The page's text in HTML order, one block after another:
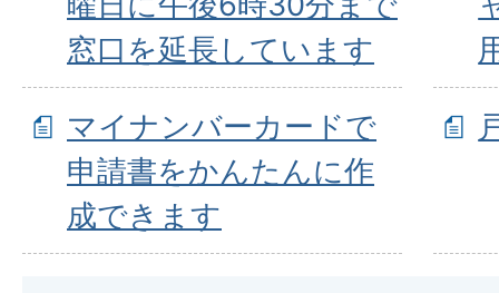
窓口を延長しています
マイナンバーカードで
申請書をかんたんに作
成できます